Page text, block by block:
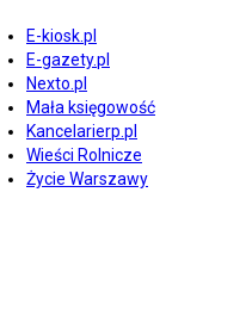
E-kiosk.pl
E-gazety.pl
Nexto.pl
Mała księgowość
Kancelarierp.pl
Wieści Rolnicze
Życie Warszawy